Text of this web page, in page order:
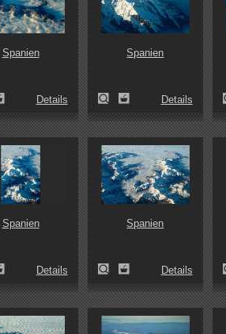
Spanien
Details
Spanien
Details
Spanien
Details
Spanien
Details